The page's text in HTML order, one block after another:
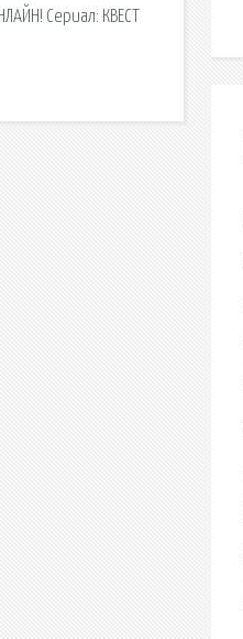
Сериал: КВЕСТ